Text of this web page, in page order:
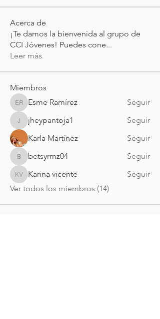
Acerca de
¡Te damos la bienvenida al grupo de
CCI Jóvenes! Puedes cone...
Leer más
Miembros
Esme Ramírez
Esme Ramírez Seguir
jheypantoja1
jheypantoja1
Seguir
Karla Martínez
Seguir
betsyrmz04
betsyrmz04 Seguir
Karina vicente
Karina vicente
Seguir
Ver todos los miembros (14)